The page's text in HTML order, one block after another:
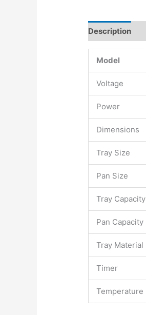
Description
Model
Voltage
Power
Dimensions
Tray Size
Pan Size
Tray Capacity
Pan Capacity
Tray Material
Timer
Temperature